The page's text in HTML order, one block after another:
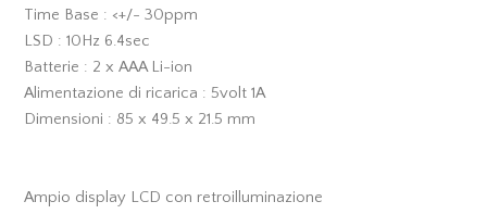
Time Base : <+/- 30ppm
LSD : 10Hz 6.4sec
Batterie : 2 x AAA Li-ion
Alimentazione di ricarica : 5volt 1A
Dimensioni : 85 x 49.5 x 21.5 mm
Ampio display LCD con retroilluminazione